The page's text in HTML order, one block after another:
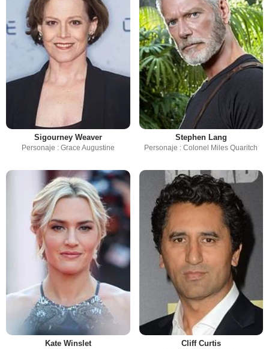
Sigourney Weaver
Personaje : Grace Augustine
Stephen Lang
Personaje : Colonel Miles Quaritch
Kate Winslet Cliff Curtis